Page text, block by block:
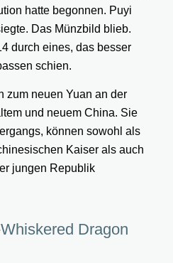
hatte begonnen. Puyi
Das Münzbild blieb.
durch eines, das besser
schien.
zum neuen Yuan an der
und neuem China. Sie
können sowohl als
Kaiser als auch
jungen Republik
Dragon